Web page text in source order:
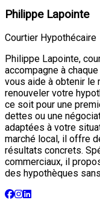
Philippe Lapointe
Courtier Hypothécaire
Philippe Lapointe,
accompagne à
vous aide à obtenir le
renouveler votre
ce soit pour une
dettes ou une
adaptées à votre
marché local, il offre
résultats concrets.
commerciaux, il
des hypothèques